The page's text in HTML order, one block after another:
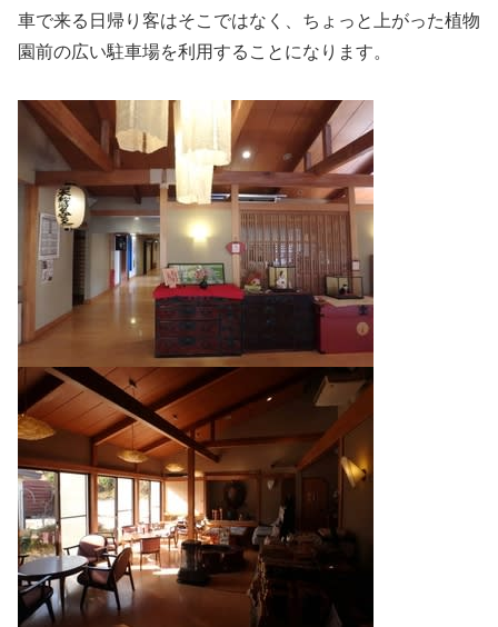
車で来る日帰り客はそこではなく、ちょっと上がった植物
園前の広い駐車場を利用することになります。